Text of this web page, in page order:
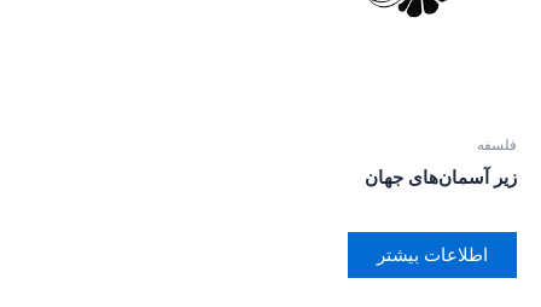
فلسفه
زیر آسمان‌های جهان
اطلاعات بیشتر